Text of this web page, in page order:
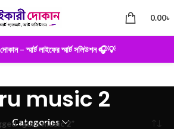
0.00৳
– স্মার্ট লাইফের স্মার্ট সলিউশন 🎧💡
music 2
Categories
“guru music 2”